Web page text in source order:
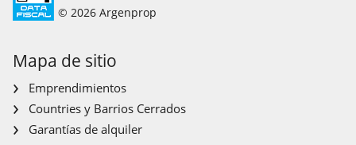
© 2026 Argenprop
Mapa de sitio
Emprendimientos
Countries y Barrios Cerrados
Garantías de alquiler